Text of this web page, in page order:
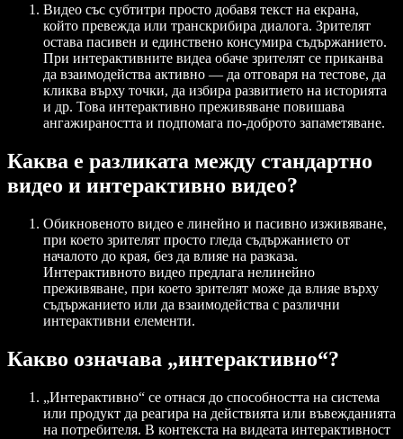
Видео със субтитри просто добавя текст на екрана,
който превежда или транскрибира диалога. Зрителят
остава пасивен и единствено консумира съдържанието.
При интерактивните видеа обаче зрителят се приканва
да взаимодейства активно — да отговаря на тестове, да
кликва върху точки, да избира развитието на историята
и др. Това интерактивно преживяване повишава
ангажираността и подпомага по-доброто запаметяване.
Каква е разликата между стандартно
видео и интерактивно видео?
Обикновеното видео е линейно и пасивно изживяване,
при което зрителят просто гледа съдържанието от
началото до края, без да влияе на разказа.
Интерактивното видео предлага нелинейно
преживяване, при което зрителят може да влияе върху
съдържанието или да взаимодейства с различни
интерактивни елементи.
Какво означава „интерактивно“?
„Интерактивно“ се отнася до способността на система
или продукт да реагира на действията или въвежданията
на потребителя. В контекста на видеата интерактивност